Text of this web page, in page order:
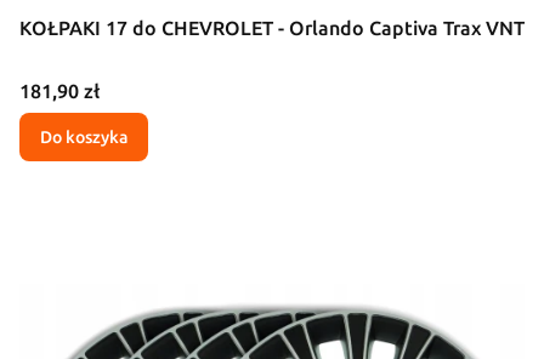
KOŁPAKI 17 do CHEVROLET - Orlando Captiva Trax VNT
Cena
181,90 zł
Do koszyka